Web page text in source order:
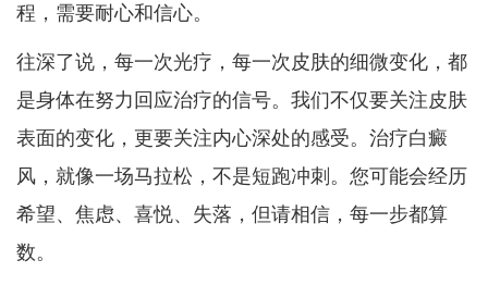
程，需要耐心和信心。
往深了说，每一次光疗，每一次皮肤的细微变化，都
是身体在努力回应治疗的信号。我们不仅要关注皮肤
表面的变化，更要关注内心深处的感受。治疗白癜
风，就像一场马拉松，不是短跑冲刺。您可能会经历
希望、焦虑、喜悦、失落，但请相信，每一步都算
数。